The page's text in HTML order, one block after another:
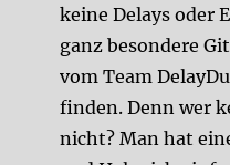
keine Delays oder
ganz besondere
vom Team
finden. Denn wer
nicht? Man hat